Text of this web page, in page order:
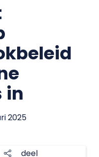
in
2025
deel